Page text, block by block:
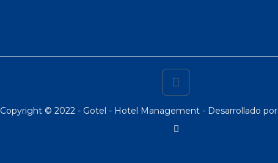
Copyright © 2022 - Gotel - Hotel Management - Desarrollado por